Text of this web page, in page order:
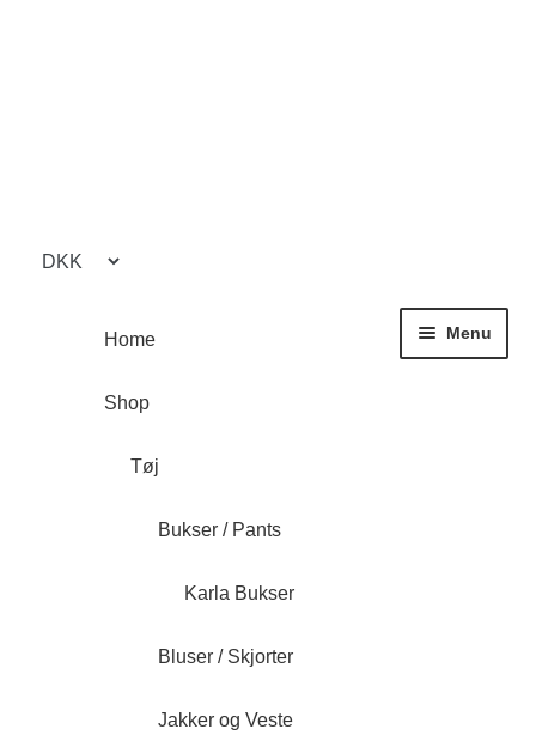
Menu
Home
Shop
Tøj
Bukser / Pants
Karla Bukser
Bluser / Skjorter
Jakker og Veste